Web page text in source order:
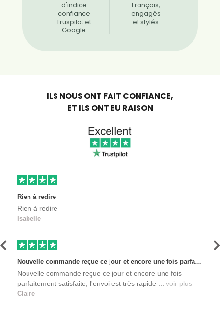
d'indice
confiance
Truspilot et
Google
Français,
engagés
et stylés
ILS NOUS ONT FAIT CONFIANCE,
ET ILS ONT EU RAISON
Rien à redire
Rien à redire
Isabelle
Nouvelle commande reçue ce jour et encore une fois parfaitement satisfaite, l'envoi est très rapide et les produits sont toujours conditionnés de manière personnalisés. L'avantage de commander auprès de créateurs indépendants.
Nouvelle commande reçue ce jour et encore une fois
parfaitement satisfaite, l'envoi est très rapide ... voir plus
Claire
Précédent